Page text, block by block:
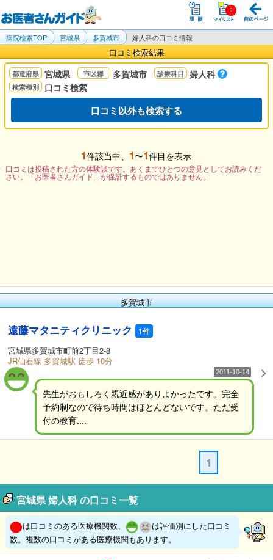
病院検索TOP 宮城県 多賀城市 婦人科の口コミ情報
口コミ検索結果
宮城県 多賀城市
婦人科
口コミ検索
口コミ以外も検索する
1件該当中、 1〜1件目を表示
口コミは投稿された方の体験談です。あくまでひとつの意見としてお読みくだ
さい。「お医者さんガイド」が保証するものではありません。
多賀城市
遠藤マタニティクリニック 1件
宮城県多賀城市町前2丁目2-8
JR仙石線 多賀城駅 徒歩 10分
2011-10-14
先生がおもしろく親近感がありよかったです。完全
予約制なので待ち時間はほとんどないです。ただ受
付の教育....
1
宮城県 婦人科 の口コミ一覧
は口コミのある医療機関数、
は評価別にした口コミ
数。複数の口コミがある医療機関もあります。